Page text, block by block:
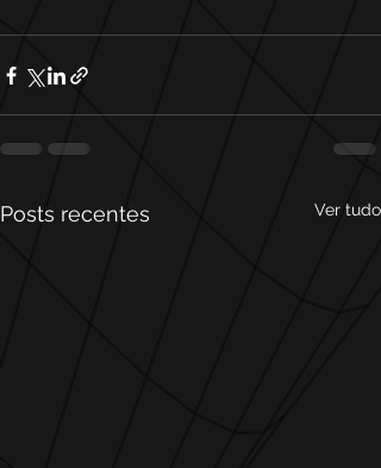
Posts recentes Ver tudo